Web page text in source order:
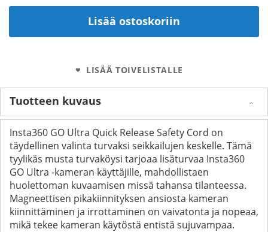
Lisää ostoskoriin
LISÄÄ TOIVELISTALLE
Tuotteen kuvaus
Insta360 GO Ultra Quick Release Safety Cord on
täydellinen valinta turvaksi seikkailujen keskelle. Tämä
tyylikäs musta turvaköysi tarjoaa lisäturvaa Insta360
GO Ultra -kameran käyttäjille, mahdollistaen
huolettoman kuvaamisen missä tahansa tilanteessa.
Magneettisen pikakiinnityksen ansiosta kameran
kiinnittäminen ja irrottaminen on vaivatonta ja nopeaa,
mikä tekee kameran käytöstä entistä sujuvampaa.